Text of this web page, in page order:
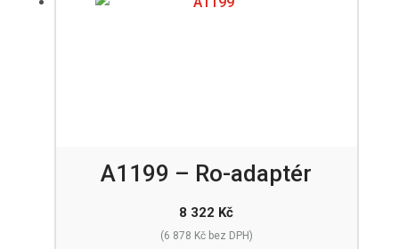
A1199 – Ro-adaptér
8 322 Kč
(6 878 Kčbez DPH)